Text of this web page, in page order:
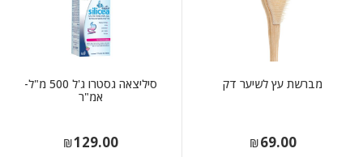
מברשת עץ לשיער דק
₪69.00
סיליצאה גסטרו ג'ל 500 מ"ל-
אמ"ר
₪129.00